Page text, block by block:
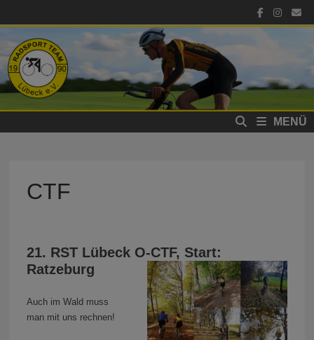
MENÜ
CTF
21. RST Lübeck O-CTF, Start:
Ratzeburg
Auch im Wald muss
man mit uns rechnen!